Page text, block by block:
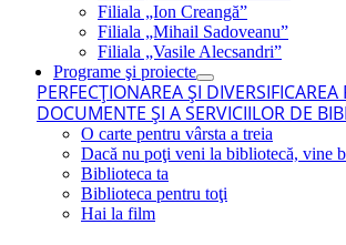
Filiala „Ion Creangă”
Filiala „Mihail Sadoveanu”
Filiala „Vasile Alecsandri”
Programe şi proiecte
PERFECŢIONAREA ŞI
DOCUMENTE ŞI A SERVICIILOR DE
O carte pentru vârsta a treia
Dacă nu poţi veni la bibliotecă, vine
Biblioteca ta
Biblioteca pentru toţi
Hai la film